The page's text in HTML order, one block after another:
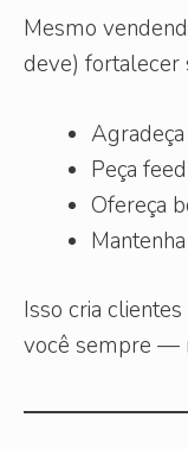
Mesmo
deve) fortalecer
Peça
Ofereça
Isso cria
você sempre —